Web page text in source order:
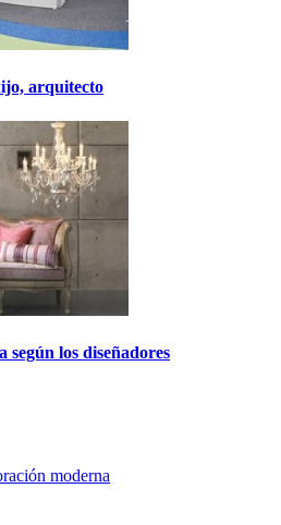
arquitecto
los diseñadores
moderna